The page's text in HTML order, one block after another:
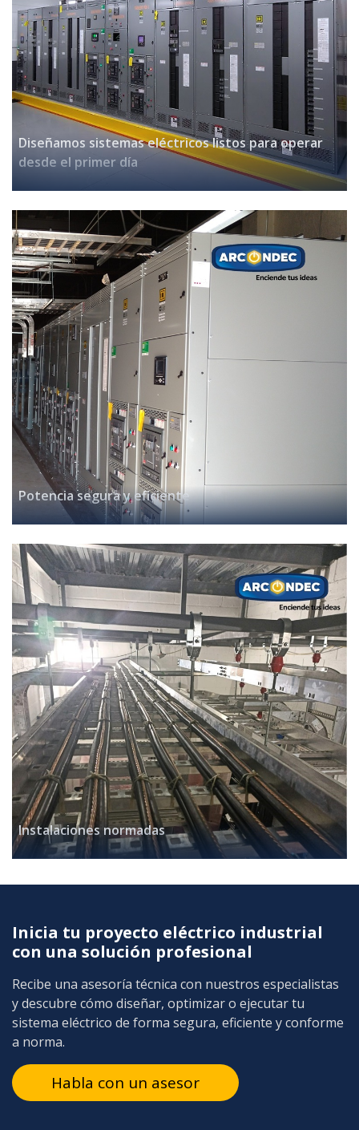
Diseñamos sistemas eléctricos listos para operar
desde el primer día
Potencia segura y eficiente
Instalaciones normadas
Inicia tu proyecto eléctrico industrial
con una solución profesional
Recibe una asesoría técnica con nuestros especialistas
y descubre cómo diseñar, optimizar o ejecutar tu
sistema eléctrico de forma segura, eficiente y conforme
a norma.
Habla con un asesor